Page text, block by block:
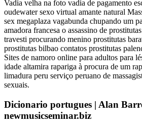
Vadia velha na foto vadia de pagamento
oudewater sexo virtual amante natural
sex megaplaza vagabunda chupando um
amadora francesa o assassino de
travesti procurando menino prostitutas
prostitutas bilbao contatos prostitutas
Sites de namoro online para adultos para
idade altamira rapariga à procura de um
limadura peru serviço peruano de
sexuais.
Dicionario portugues | Alan
newmusicseminar.biz